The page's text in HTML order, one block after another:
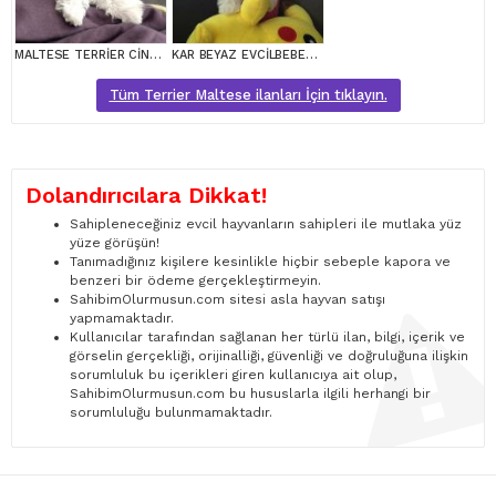
MALTESE TERRİER CİNSİ YAVRULAR KAR BEYAZ EVCİLBEBEKLER EV ÜRETİMİ MALTESSE TERRİER
Tüm Terrier Maltese ilanları İçin tıklayın.
Dolandırıcılara Dikkat!
Sahipleneceğiniz evcil hayvanların sahipleri ile mutlaka yüz
yüze görüşün!
Tanımadığınız kişilere kesinlikle hiçbir sebeple kapora ve
benzeri bir ödeme gerçekleştirmeyin.
SahibimOlurmusun.com sitesi asla hayvan satışı
yapmamaktadır.
Kullanıcılar tarafından sağlanan her türlü ilan, bilgi, içerik ve
görselin gerçekliği, orijinalliği, güvenliği ve doğruluğuna ilişkin
sorumluluk bu içerikleri giren kullanıcıya ait olup,
SahibimOlurmusun.com bu hususlarla ilgili herhangi bir
sorumluluğu bulunmamaktadır.